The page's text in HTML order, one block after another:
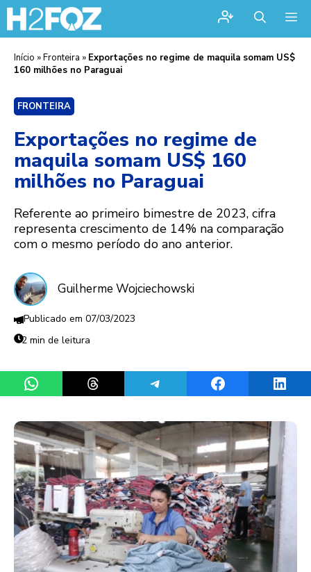
Início »Fronteira » Exportações no regime de maquila somam US$
160 milhões no Paraguai
FRONTEIRA
Exportações no regime de
maquila somam US$ 160
milhões no Paraguai
Referente ao primeiro bimestre de 2023, cifra
representa crescimento de 14% na comparação
com o mesmo período do ano anterior.
Guilherme Wojciechowski
07/03/2023
2 min de leitura
Share on WhatsAppShare on ThreadsShare on TelegramShare on Facebook